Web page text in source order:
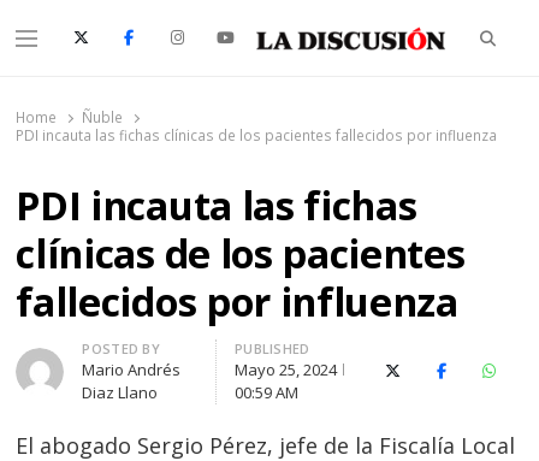
Menu
Home
Ñuble
PDI incauta las fichas clínicas de los pacientes fallecidos por influenza
PDI incauta las fichas
clínicas de los pacientes
fallecidos por influenza
Author
POSTED BY
Mario Andrés
Diaz Llano
PUBLISHED
Mayo 25, 2024
00:59 AM
X (Twitter)Facebook
El abogado Sergio Pérez, jefe de la Fiscalía Local